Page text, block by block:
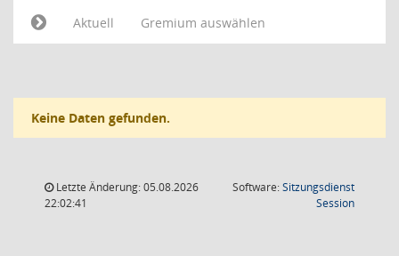
Aktuell
Gremium auswählen
Keine Daten gefunden.
Letzte Änderung: 05.08.2026
22:02:41
Software:Sitzungsdienst
Session(Wird in